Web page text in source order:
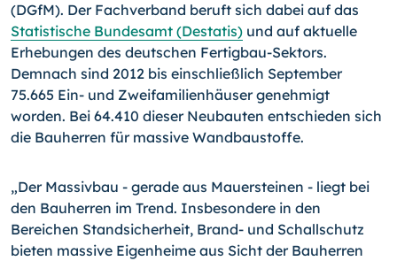
(DGfM). Der Fachverband beruft sich dabei auf das
Statistische Bundesamt (Destatis) und auf aktuelle
Erhebungen des deutschen Fertig­bau-Sektors.
Demnach sind 2012 bis einschließlich September
75.665 Ein- und Zwei­familienhäuser genehmigt
worden. Bei 64.410 dieser Neubauten entschieden sich
die Bauherren für massive Wandbaustoffe.
„Der Massivbau - gerade aus Mauersteinen - liegt bei
den Bauherren im Trend. Insbe­sondere in den
Bereichen Standsicherheit, Brand- und Schallschutz
bieten massive Ei­genheime aus Sicht der Bauherren